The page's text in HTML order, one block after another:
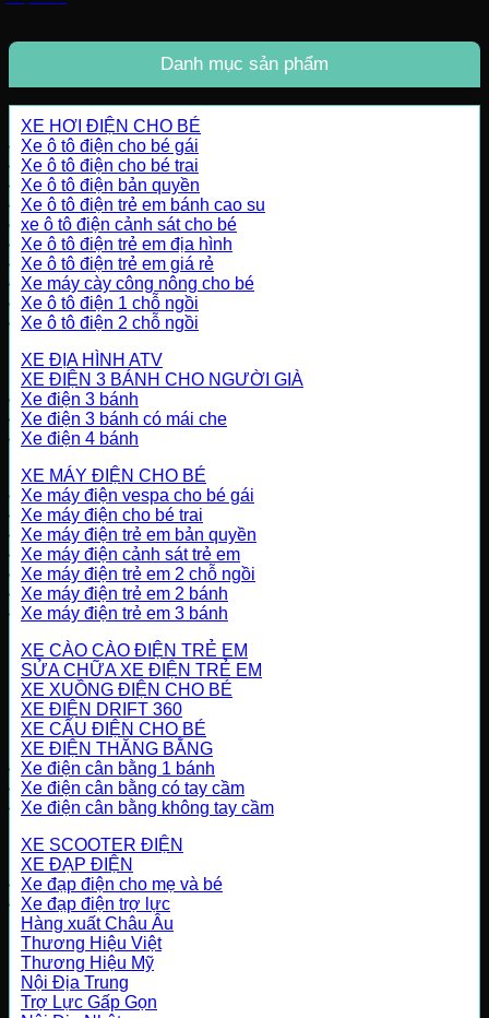
Danh mục sản phẩm
XE HƠI ĐIỆN CHO BÉ
Xe ô tô điện cho bé gái
Xe ô tô điện cho bé trai
Xe ô tô điện bản quyền
Xe ô tô điện trẻ em bánh cao su
xe ô tô điện cảnh sát cho bé
Xe ô tô điện trẻ em địa hình
Xe ô tô điện trẻ em giá rẻ
Xe máy cày công nông cho bé
Xe ô tô điện 1 chỗ ngồi
Xe ô tô điện 2 chỗ ngồi
XE ĐỊA HÌNH ATV
XE ĐIỆN 3 BÁNH CHO NGƯỜI GIÀ
Xe điện 3 bánh
Xe điện 3 bánh có mái che
Xe điện 4 bánh
XE MÁY ĐIỆN CHO BÉ
Xe máy điện vespa cho bé gái
Xe máy điện cho bé trai
Xe máy điện trẻ em bản quyền
Xe máy điện cảnh sát trẻ em
Xe máy điện trẻ em 2 chỗ ngồi
Xe máy điện trẻ em 2 bánh
Xe máy điện trẻ em 3 bánh
XE CÀO CÀO ĐIỆN TRẺ EM
SỬA CHỮA XE ĐIỆN TRẺ EM
XE XUỒNG ĐIỆN CHO BÉ
XE ĐIỆN DRIFT 360
XE CẨU ĐIỆN CHO BÉ
XE ĐIỆN THĂNG BẰNG
Xe điện cân bằng 1 bánh
Xe điện cân bằng có tay cầm
Xe điện cân bằng không tay cầm
XE SCOOTER ĐIỆN
XE ĐẠP ĐIỆN
Xe đạp điện cho mẹ và bé
Xe đạp điện trợ lực
Hàng xuất Châu Âu
Thương Hiệu Việt
Thương Hiệu Mỹ
Nội Địa Trung
Trợ Lực Gấp Gọn